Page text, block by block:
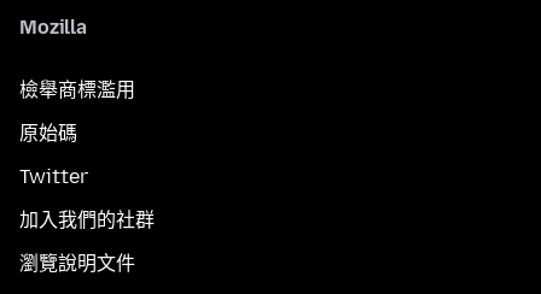
Mozilla
檢舉商標濫用
原始碼
Twitter
加入我們的社群
瀏覽說明文件